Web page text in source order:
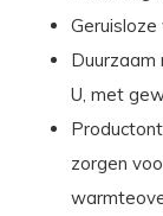
Geruisloze
U, met
zorgen